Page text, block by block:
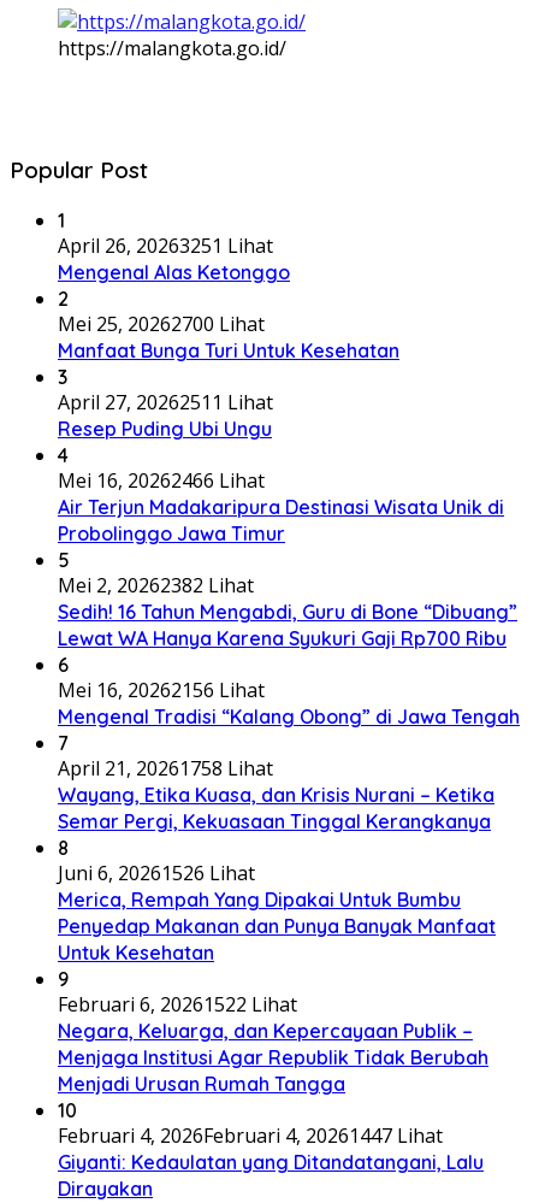
https://malangkota.go.id/
Popular Post
1
April 26, 20263251 Lihat
Mengenal Alas Ketonggo
2
Mei 25, 20262700 Lihat
Manfaat Bunga Turi Untuk Kesehatan
3
April 27, 20262511 Lihat
Resep Puding Ubi Ungu
4
Mei 16, 20262466 Lihat
Air Terjun Madakaripura Destinasi Wisata Unik di
Probolinggo Jawa Timur
5
Mei 2, 20262382 Lihat
Sedih! 16 Tahun Mengabdi, Guru di Bone “Dibuang”
Lewat WA Hanya Karena Syukuri Gaji Rp700 Ribu
6
Mei 16, 20262156 Lihat
Mengenal Tradisi “Kalang Obong” di Jawa Tengah
7
April 21, 20261758 Lihat
Wayang, Etika Kuasa, dan Krisis Nurani – Ketika
Semar Pergi, Kekuasaan Tinggal Kerangkanya
8
Juni 6, 20261526 Lihat
Merica, Rempah Yang Dipakai Untuk Bumbu
Penyedap Makanan dan Punya Banyak Manfaat
Untuk Kesehatan
9
Februari 6, 20261522 Lihat
Negara, Keluarga, dan Kepercayaan Publik –
Menjaga Institusi Agar Republik Tidak Berubah
Menjadi Urusan Rumah Tangga
10
Februari 4, 2026Februari 4, 20261447 Lihat
Giyanti: Kedaulatan yang Ditandatangani, Lalu
Dirayakan